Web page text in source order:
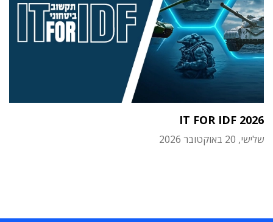
IT FOR IDF 2026
שלישי, 20 באוקטובר 2026